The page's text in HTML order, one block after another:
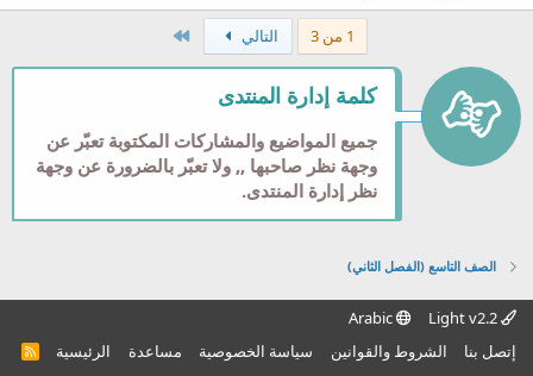
1 من 3 التالي
كلمة إدارة المنتدى
جميع المواضيع والمشاركات المكتوبة تعبّر عن
وجهة نظر صاحبها ,, ولا تعبّر بالضرورة عن وجهة
نظر إدارة المنتدى.
الصف التاسع (الفصل الثاني)
Arabic
إتصل بنا
الشروط والقوانين سياسة الخصوصية مساعدة الرئيسية
R